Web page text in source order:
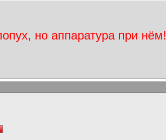
но аппаратура при нём!